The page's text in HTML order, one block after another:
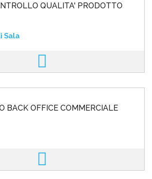
QUALITA' PRODOTTO
Sala
BACK OFFICE COMMERCIALE